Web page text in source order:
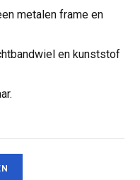
metalen frame en
en kunststof